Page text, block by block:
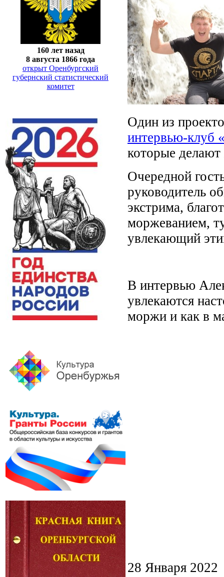
160 лет назад
8 августа 1866 года
открыт Оренбургский
губернский статистический
комитет
Один из
интервью-клуб
которые
Очередной
руководитель
экстрима,
моржеванием,
увлекающий
В интервью
увлекаются
моржи и как в
28 Января